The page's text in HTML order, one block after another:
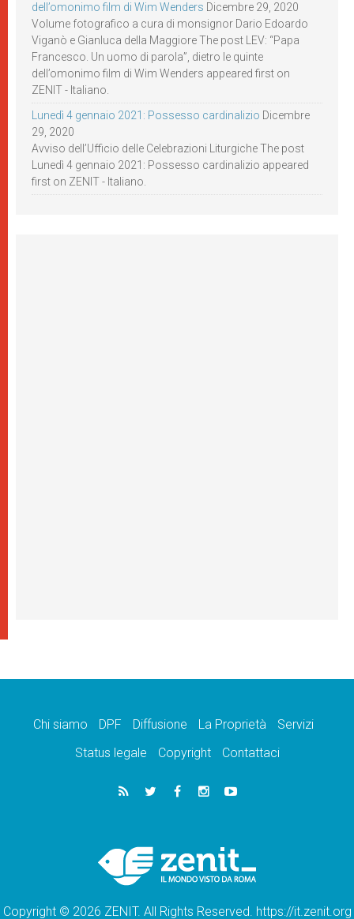
dell’omonimo film di Wim Wenders Dicembre 29, 2020
Volume fotografico a cura di monsignor Dario Edoardo
Viganò e Gianluca della Maggiore The post LEV: “Papa
Francesco. Un uomo di parola”, dietro le quinte
dell’omonimo film di Wim Wenders appeared first on
ZENIT - Italiano.
Lunedì 4 gennaio 2021: Possesso cardinalizio Dicembre
29, 2020
Avviso dell’Ufficio delle Celebrazioni Liturgiche The post
Lunedì 4 gennaio 2021: Possesso cardinalizio appeared
first on ZENIT - Italiano.
Chi siamo DPF Diffusione La Proprietà
Servizi
Status legale
Copyright Contattaci
Copyright © 2026 ZENIT. All Rights Reserved. https://it.zenit.org